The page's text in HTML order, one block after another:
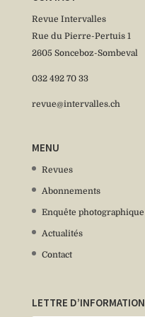
Revue Intervalles
Rue du Pierre-Pertuis 1
2605 Sonceboz-Sombeval
032 492 70 33
revue@intervalles.ch
MENU
Revues
Abonnements
Enquête photographique
Actualités
Contact
LETTRE D’INFORMATION